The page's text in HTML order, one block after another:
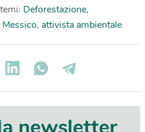
Deforestazione,
Messico, attivista ambientale